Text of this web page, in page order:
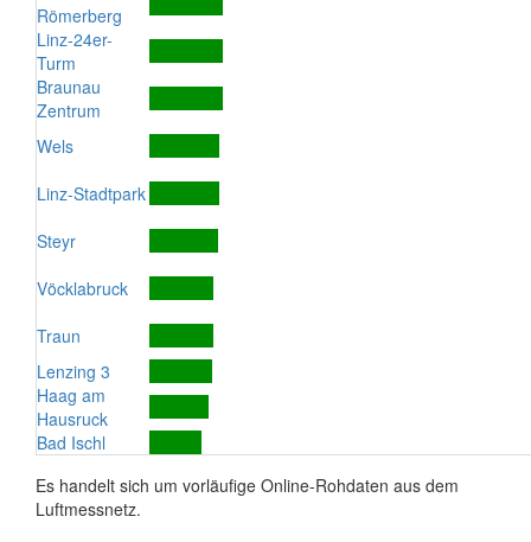
Römerberg
Linz-24er-
Turm
Braunau
Zentrum
Wels
Linz-Stadtpark
Steyr
Vöcklabruck
Traun
Lenzing 3
Haag am
Hausruck
Bad Ischl
Es handelt sich um vorläufige Online-Rohdaten aus dem
Luftmessnetz.